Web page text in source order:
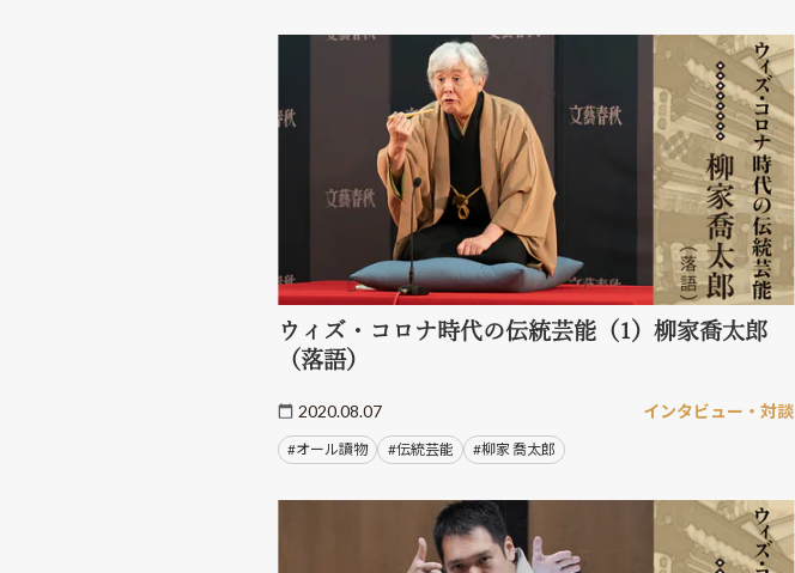
ウィズ・コロナ時代の伝統芸能（1）柳家喬太郎
（落語）
2020.08.07 インタビュー・対談
#オール讀物 #伝統芸能 #柳家 喬太郎